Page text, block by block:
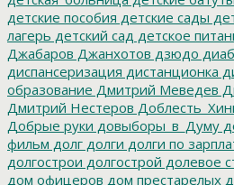
детские пособия детские сады
лагерь детский сад детское
Джабаров Джанхотов дзюдо
диспансеризация дистанционка
образование Дмитрий Меведев
Дмитрий Нестеров
Добрые руки довыборы_в_Думу
фильм долг долги долги по
долгострои долгострой долевое
дом офицеров дом престарелых